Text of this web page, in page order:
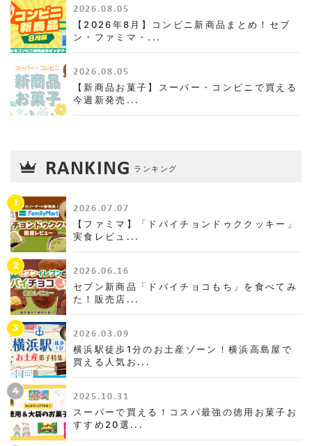
2026.08.05
【2026年8月】コンビニ新商品まとめ！セブ
ン・ファミマ・...
2026.08.05
【新商品お菓子】スーパー・コンビニで買える
今週新発売...
RANKING ランキング
1 2026.07.07
【ファミマ】「ドバイチョンドゥククッキー」
実食レビュ...
2 2026.06.16
セブン新商品「ドバイチョコもち」を食べてみ
た！販売店...
3 2026.03.09
横浜駅徒歩1分のお土産ゾーン！横浜高島屋で
買える人気お...
4 2025.10.31
スーパーで買える！コスパ最強の徳用お菓子お
すすめ20選...